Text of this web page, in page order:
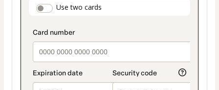
payment_data.section_title_v2
Use two cards
method